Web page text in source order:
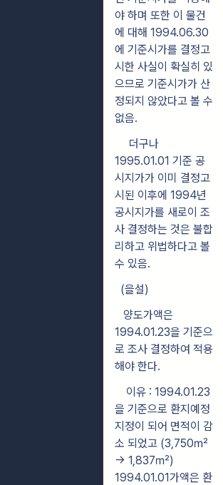
야 하며 또한 이 물건
에 대해 1994.06.30
에 기준시가를 결정고
시한 사실이 확실히 있
으므로 기준시가가 산
정되지 않았다고 볼 수
없음.
더구나
1995.01.01 기준 공
시지가가 이미 결정고
시된 이후에 1994년
공시지가를 새로이 조
사 결정하는 것은 불합
리하고 위법하다고 볼
수 있음.
(을설)
양도가액은
1994.01.23을 기준으
로 조사 결정하여 적용
해야 한다.
이유 : 1994.01.23
을 기준으로 환지예정
지정이 되어 면적이 감
소 되었고 (3,750㎡
-> 1,837㎡)
1994.01.01가액은 환